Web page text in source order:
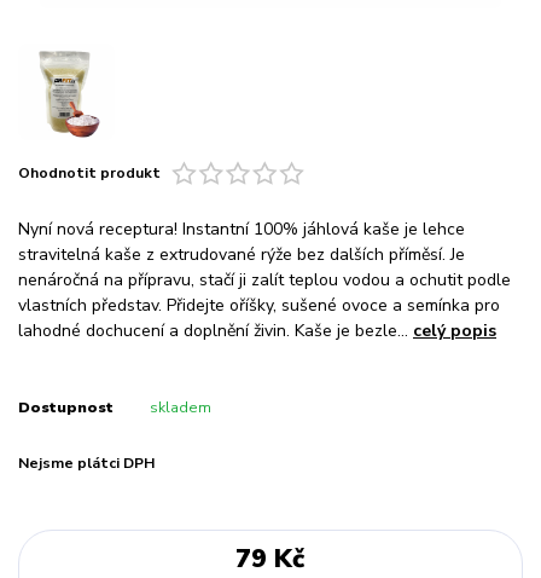
Ohodnotit produkt
Nyní nová receptura! Instantní 100% jáhlová kaše je lehce
stravitelná kaše z extrudované rýže bez dalších příměsí. Je
nenáročná na přípravu, stačí ji zalít teplou vodou a ochutit podle
vlastních představ. Přidejte oříšky, sušené ovoce a semínka pro
lahodné dochucení a doplnění živin. Kaše je bezle... celý popis
Dostupnost skladem
Nejsme plátci DPH
79 Kč